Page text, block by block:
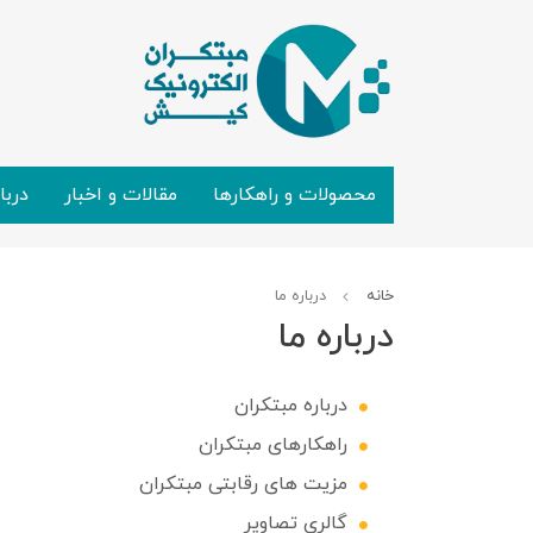
محصولات و راهکارها مقالات و اخبار
خانه درباره ما
درباره ما
درباره مبتکران
راهکارهای مبتکران
مزیت های رقابتی مبتکران
گالری تصاویر